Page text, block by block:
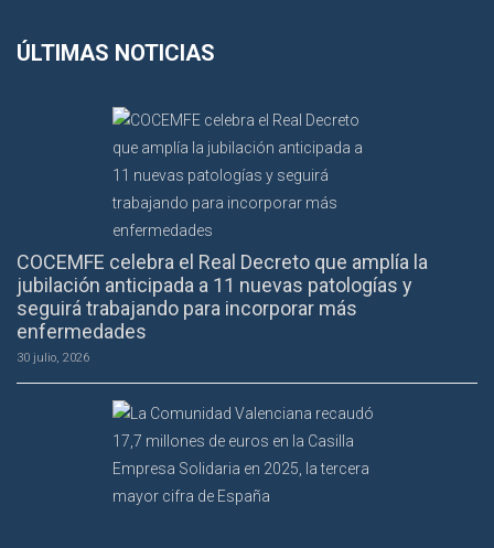
ÚLTIMAS NOTICIAS
COCEMFE celebra el Real Decreto que amplía la
jubilación anticipada a 11 nuevas patologías y
seguirá trabajando para incorporar más
enfermedades
30 julio, 2026